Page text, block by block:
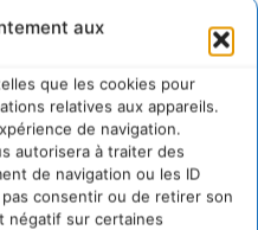
aux
que les cookies pour
relatives aux appareils.
de navigation.
autorisera à traiter des
de navigation ou les ID
consentir ou de retirer son
négatif sur certaines